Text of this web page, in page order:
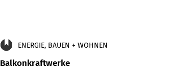
ENERGIE, BAUEN + WOHNEN
Balkonkraftwerke